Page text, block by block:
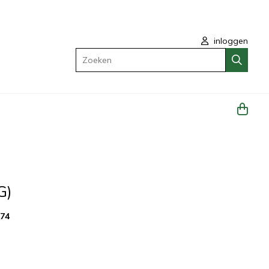
inloggen
Zoeken